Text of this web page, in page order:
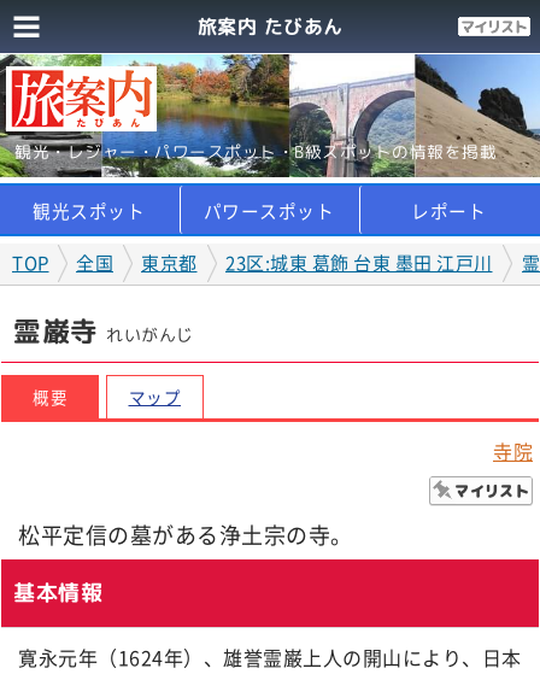
旅案内 たびあん
観光・レジャー・パワースポット・B級スポットの情報を掲載
観光スポット パワースポット
レポート
TOP
全国 東京都 23区:城東 葛飾 台東 墨田 江戸川
霊巌寺 れいがんじ
概要 マップ
寺院
松平定信の墓がある浄土宗の寺。
基本情報
寛永元年（1624年）、雄誉霊巌上人の開山により、日本